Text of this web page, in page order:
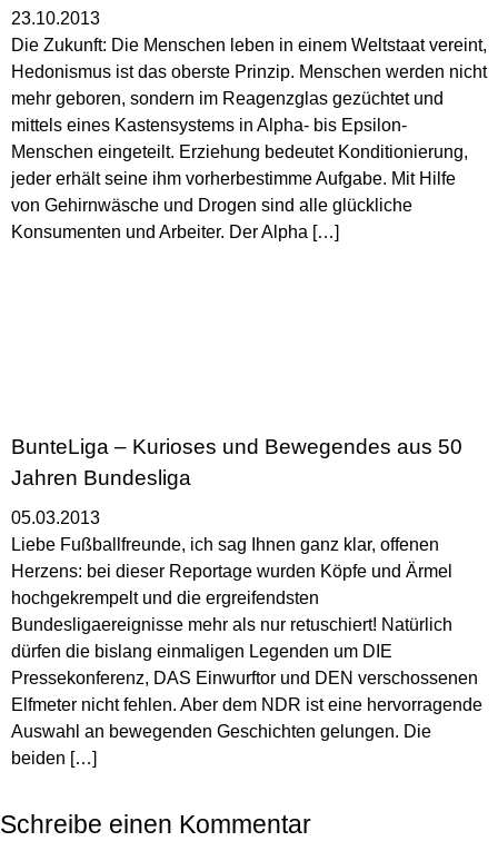
23.10.2013
Die Zukunft: Die Menschen leben in einem Weltstaat vereint,
Hedonismus ist das oberste Prinzip. Menschen werden nicht
mehr geboren, sondern im Reagenzglas gezüchtet und
mittels eines Kastensystems in Alpha- bis Epsilon-
Menschen eingeteilt. Erziehung bedeutet Konditionierung,
jeder erhält seine ihm vorherbestimme Aufgabe. Mit Hilfe
von Gehirnwäsche und Drogen sind alle glückliche
Konsumenten und Arbeiter. Der Alpha […]
BunteLiga – Kurioses und Bewegendes aus 50
Jahren Bundesliga
05.03.2013
Liebe Fußballfreunde, ich sag Ihnen ganz klar, offenen
Herzens: bei dieser Reportage wurden Köpfe und Ärmel
hochgekrempelt und die ergreifendsten
Bundesligaereignisse mehr als nur retuschiert! Natürlich
dürfen die bislang einmaligen Legenden um DIE
Pressekonferenz, DAS Einwurftor und DEN verschossenen
Elfmeter nicht fehlen. Aber dem NDR ist eine hervorragende
Auswahl an bewegenden Geschichten gelungen. Die
beiden […]
Schreibe einen Kommentar